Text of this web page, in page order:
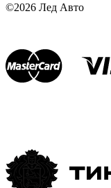
©2026 Лед Авто